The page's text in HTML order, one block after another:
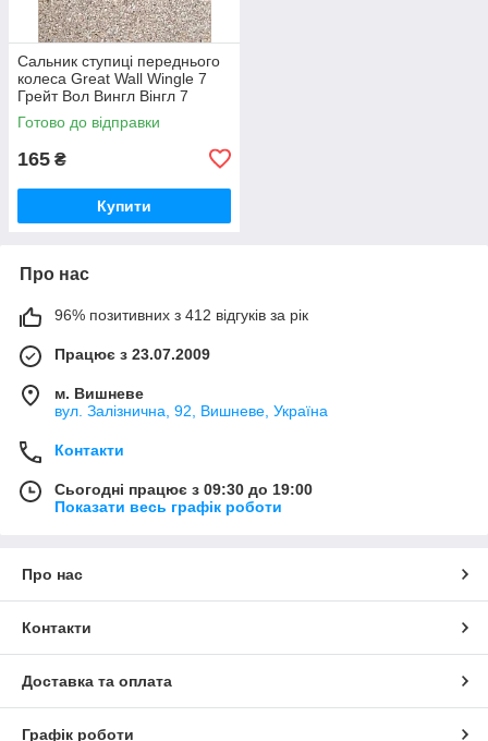
Сальник ступиці переднього
колеса Great Wall Wingle 7
Грейт Вол Вингл Вінгл 7
Готово до відправки
165 ₴
Купити
Про нас
96% позитивних з 412 відгуків за рік
Працює з 23.07.2009
м. Вишневе
вул. Залізнична, 92, Вишневе, Україна
Контакти
Сьогодні працює з 09:30 до 19:00
Показати весь графік роботи
Про нас
Контакти
Доставка та оплата
Графік роботи